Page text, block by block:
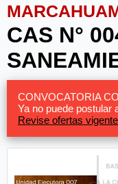
CAS N°
CONVOCATORIA
Ya no puede postular
Revise ofertas